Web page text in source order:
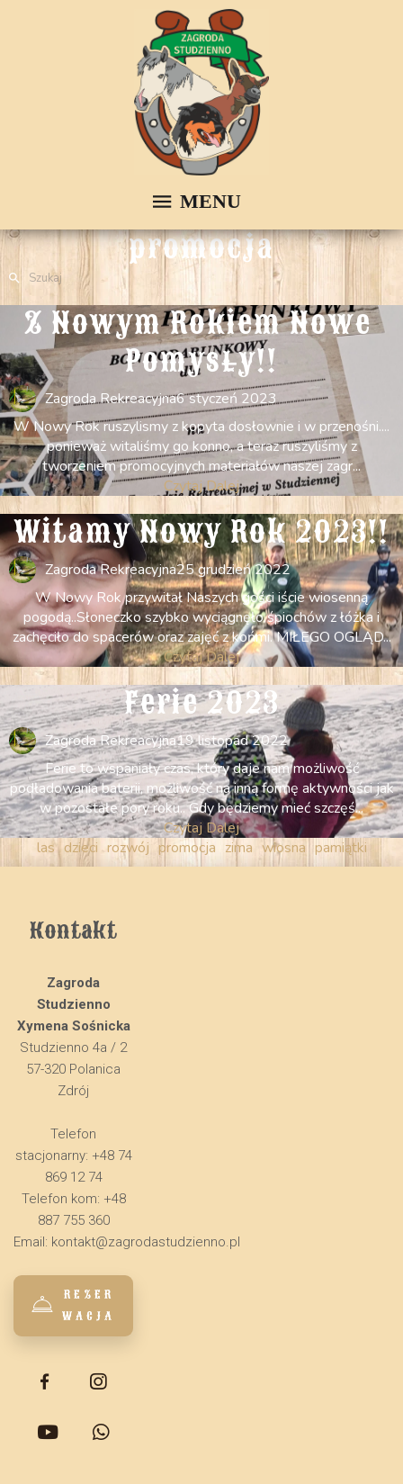
promocja
Z Nowym Rokiem Nowe
Pomysły!!
Zagroda Rekreacyjna6 styczeń 2023
W Nowy Rok ruszylismy z kopyta dosłownie i w przenośni....
ponieważ witaliśmy go konno, a teraz ruszyliśmy z
tworzeniem promocyjnych materiałów naszej zagr...
Czytaj Dalej
Witamy Nowy Rok 2023!!
Zagroda Rekreacyjna25 grudzień 2022
W Nowy Rok przywitał Naszych gości iście wiosenną
pogodą..Słoneczko szybko wyciągnęło śpiochów z łóżka i
zachęciło do spacerów oraz zajęć z końmi. MIŁEGO OGLĄD...
Czytaj Dalej
Ferie 2023
Zagroda Rekreacyjna19 listopad 2022
Ferie to wspaniały czas, który daje nam możliwość
podładowania baterii, możliwość na inną formę aktywności jak
w pozostałe pory roku.. Gdy będziemy mieć szczęś...
Czytaj Dalej
las dzieci rozwój promocja zima wiosna pamiątki
Kontakt
Zagroda
Studzienno
Xymena Sośnicka
Studzienno 4a / 2
57-320 Polanica
Zdrój
Telefon
stacjonarny: +48 74
869 12 74
Telefon kom: +48
887 755 360
Email: kontakt@zagrodastudzienno.pl
REZER
WACJA